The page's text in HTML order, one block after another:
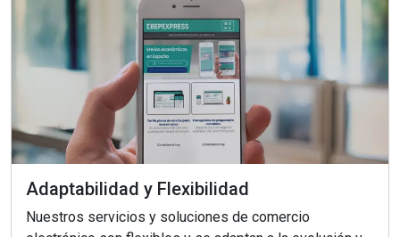
Adaptabilidad y Flexibilidad
Nuestros servicios y soluciones de comercio